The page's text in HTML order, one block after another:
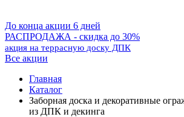
До конца акции 6 дней
РАСПРОДАЖА - скидка до 30%
акция на террасную доску ДПК
Все акции
Главная
Каталог
Заборная доска и декоративные
из ДПК и декинга